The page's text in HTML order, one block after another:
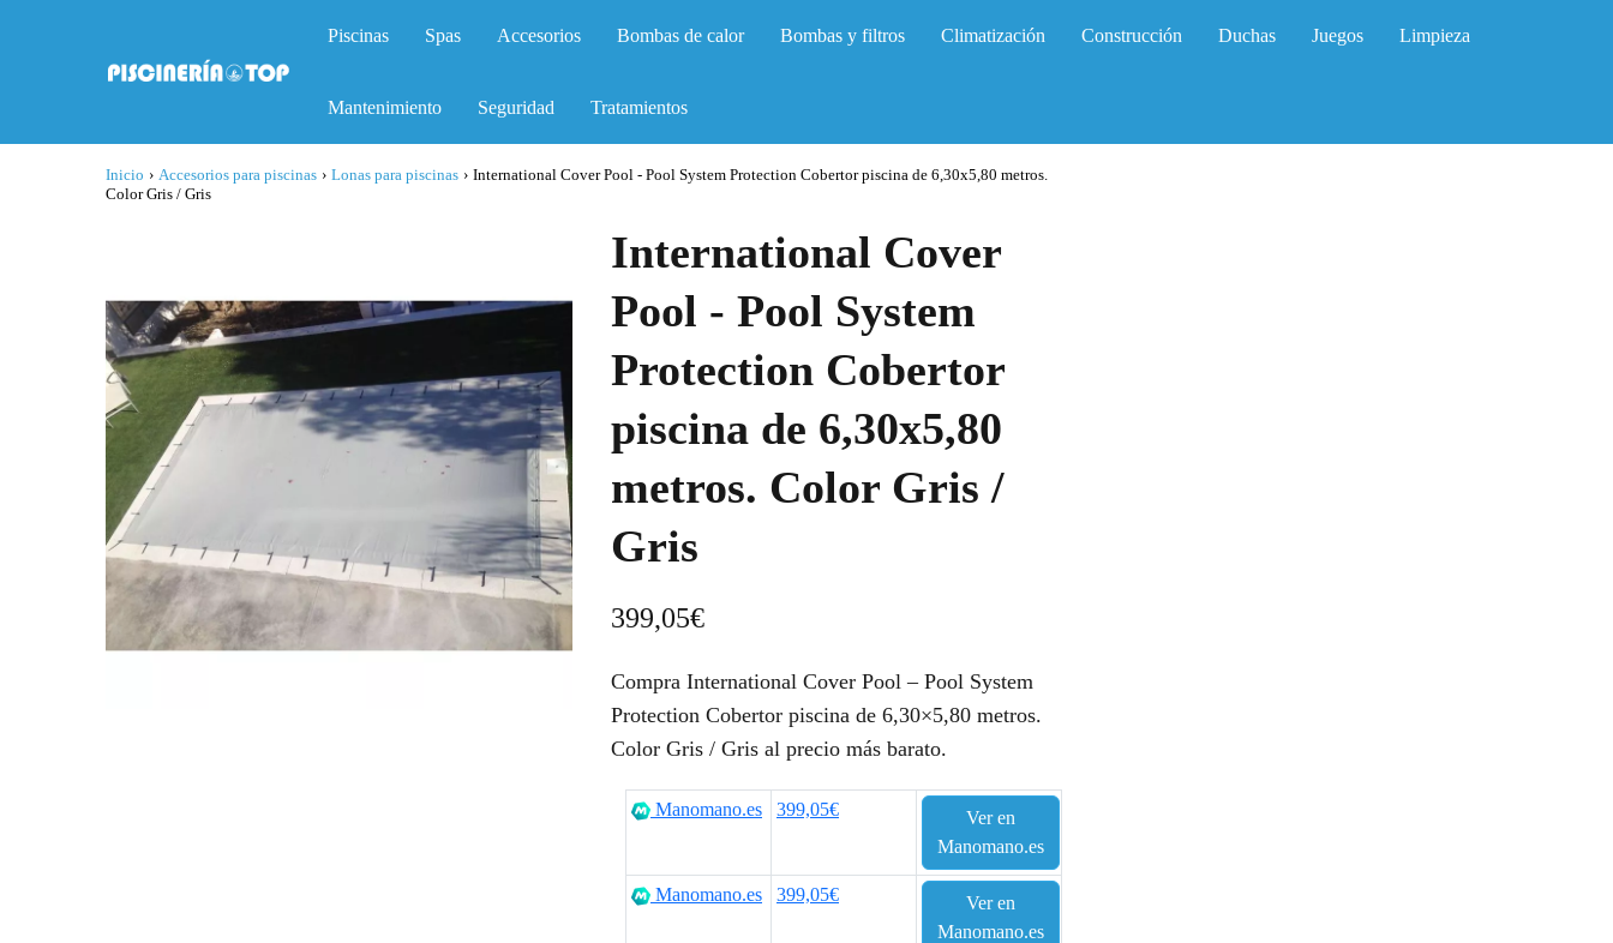
Piscinas Spas Accesorios Bombas de calor Bombas y filtros Climatización Construcción Duchas Juegos Limpieza
Mantenimiento Seguridad Tratamientos
Inicio › Accesorios para piscinas › Lonas para piscinas › International Cover Pool - Pool System Protection Cobertor piscina de 6,30x5,80 metros.
Color Gris / Gris
International Cover
Pool - Pool System
Protection Cobertor
piscina de 6,30x5,80
metros. Color Gris /
Gris
399,05€
Compra International Cover Pool – Pool System
Protection Cobertor piscina de 6,30×5,80 metros.
Color Gris / Gris al precio más barato.
Manomano.es 399,05€
Ver en
Manomano.es
Manomano.es 399,05€
Ver en
Manomano.es